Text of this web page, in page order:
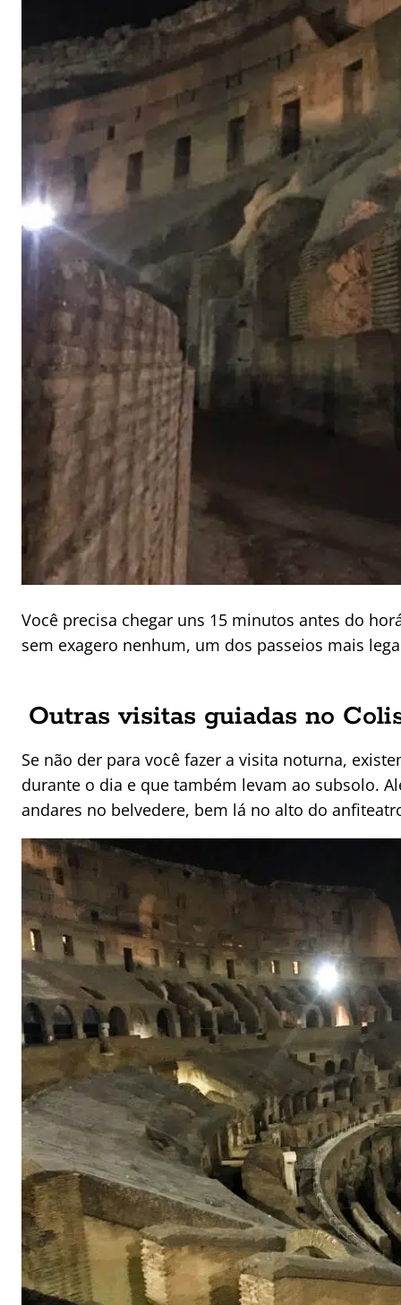
Você precisa chegar uns 15 minutos antes do
sem exagero nenhum, um dos passeios mais
Outras visitas guiadas no
Se não der para você fazer a visita noturna,
durante o dia e que também levam ao subsolo.
andares no belvedere, bem lá no alto do